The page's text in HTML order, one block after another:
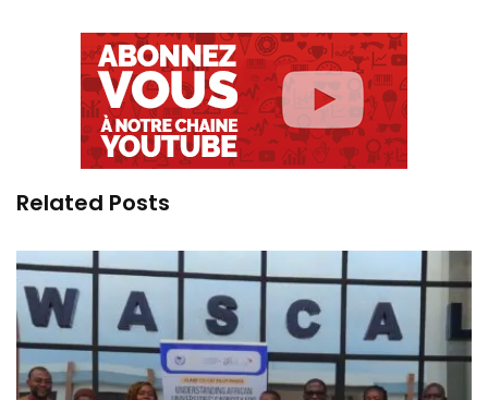
Related Posts